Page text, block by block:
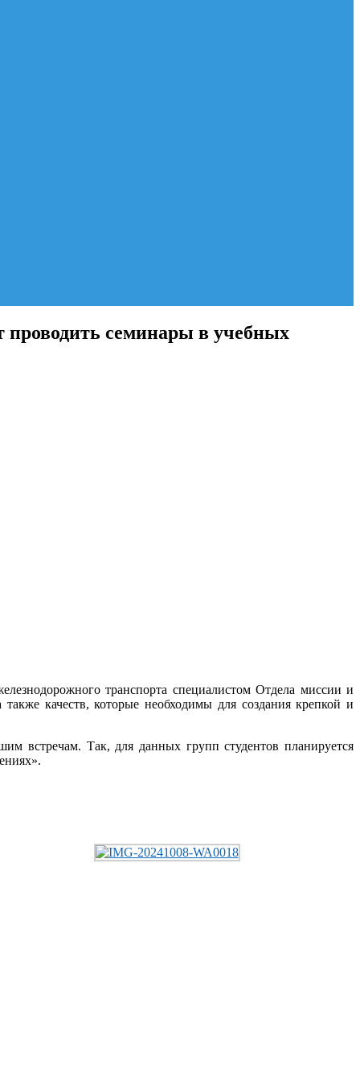
проводить семинары в учебных
транспорта специалистом Отдела миссии и
качеств, которые необходимы для создания крепкой и
встречам. Так, для данных групп студентов планируется